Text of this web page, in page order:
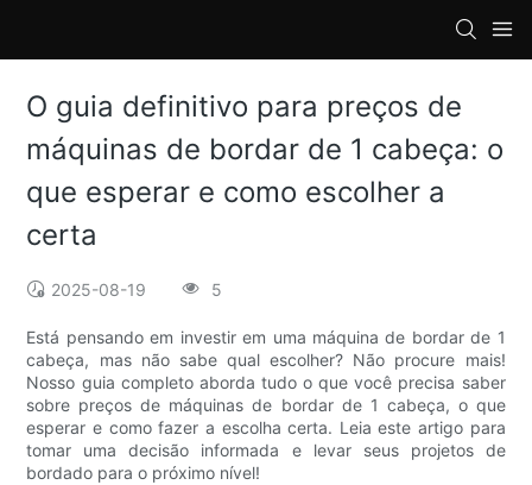
O guia definitivo para preços de
máquinas de bordar de 1 cabeça: o
que esperar e como escolher a
certa
2025-08-19 5
Está pensando em investir em uma máquina de bordar de 1
cabeça, mas não sabe qual escolher? Não procure mais!
Nosso guia completo aborda tudo o que você precisa saber
sobre preços de máquinas de bordar de 1 cabeça, o que
esperar e como fazer a escolha certa. Leia este artigo para
tomar uma decisão informada e levar seus projetos de
bordado para o próximo nível!